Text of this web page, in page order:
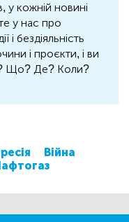
у кожній новині
у нас про
і бездіяльність
і проєкти, і ви
Що? Де? Коли?
Війна